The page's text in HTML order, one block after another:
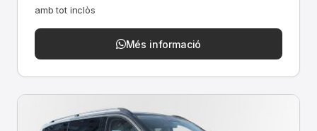
amb tot inclòs
Més informació